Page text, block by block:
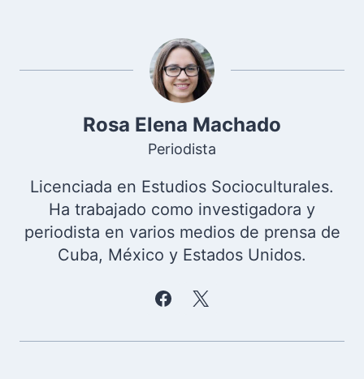
Rosa Elena Machado
Periodista
Licenciada en Estudios Socioculturales.
Ha trabajado como investigadora y
periodista en varios medios de prensa de
Cuba, México y Estados Unidos.